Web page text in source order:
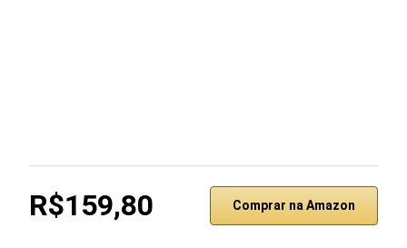
R$159,80 Comprar na Amazon